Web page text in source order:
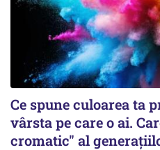
Ce spune culoarea ta
vârsta pe care o ai.
cromatic" al